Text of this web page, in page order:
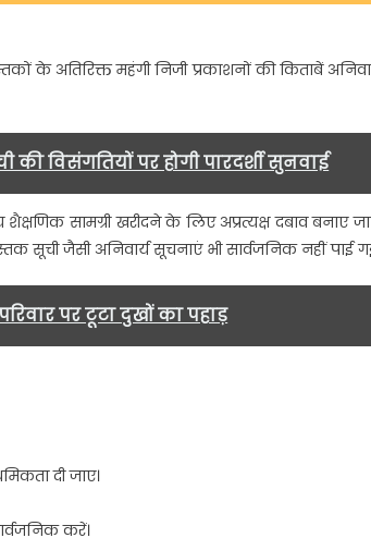
के अतिरिक्त महंगी निजी प्रकाशनों की किताबें
विसंगतियों पर होगी पारदर्शी सुनवाई
सामग्री खरीदने के लिए अप्रत्यक्ष दबाव बनाए
जैसी अनिवार्य सूचनाएं भी सार्वजनिक नहीं पाई
पर टूटा दुखों का पहाड़
दी जाए।
करें।